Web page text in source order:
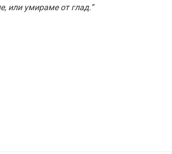
или умираме от глад.”